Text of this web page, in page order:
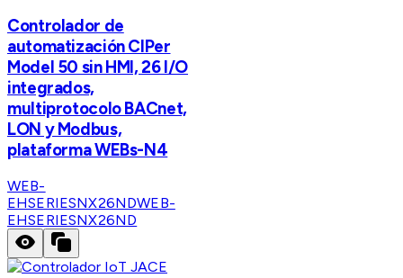
Controlador de
automatización CIPer
Model 50 sin HMI, 26 I/O
integrados,
multiprotocolo BACnet,
LON y Modbus,
plataforma WEBs-N4
WEB-
EHSERIESNX26NDWEB-
EHSERIESNX26ND